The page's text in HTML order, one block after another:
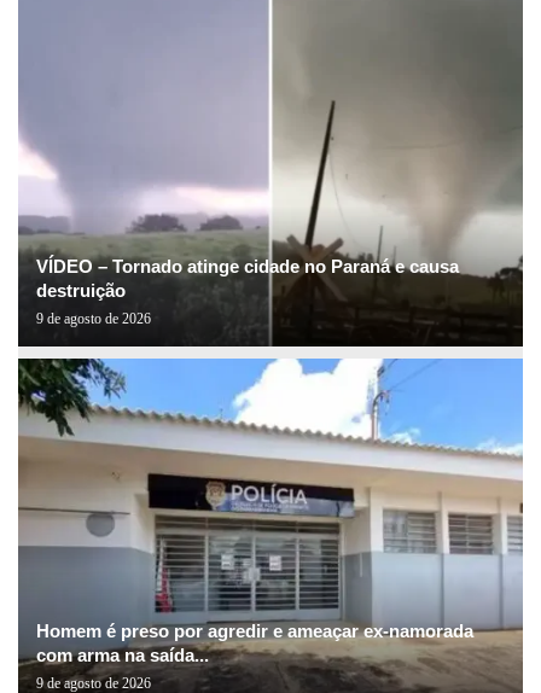
VÍDEO – Tornado atinge cidade no Paraná e causa
destruição
9 de agosto de 2026
Homem é preso por agredir e ameaçar ex-namorada
com arma na saída...
9 de agosto de 2026